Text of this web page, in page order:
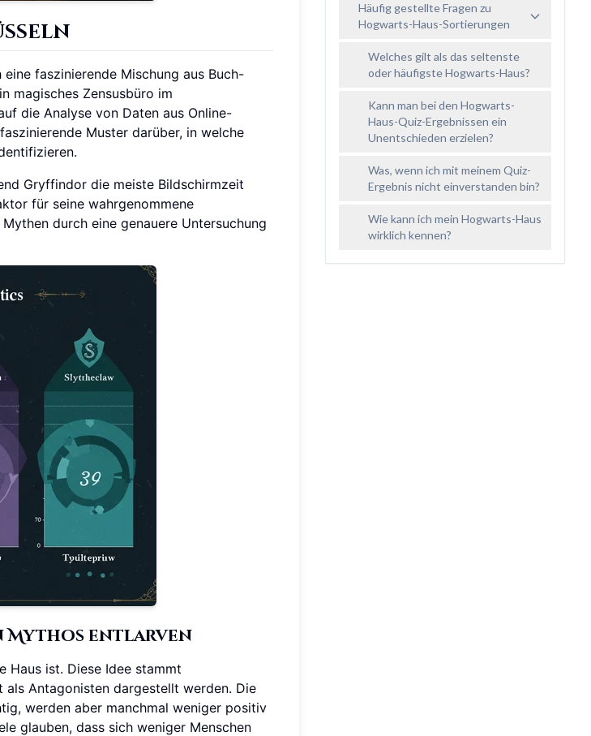
faszinierende Mischung aus Buch-
magisches Zensusbüro im
die Analyse von Daten aus Online-
Muster darüber, in welche
Gryffindor die meiste Bildschirmzeit
für seine wahrgenommene
durch eine genauere Untersuchung
Mythos entlarven
Haus ist. Diese Idee stammt
Antagonisten dargestellt werden. Die
werden aber manchmal weniger positiv
glauben, dass sich weniger Menschen
Häufig gestellte Fragen zu
Hogwarts-Haus-Sortierungen
Welches gilt als das seltenste
oder häufigste Hogwarts-Haus?
Kann man bei den Hogwarts-
Haus-Quiz-Ergebnissen ein
Unentschieden erzielen?
Was, wenn ich mit meinem Quiz-
Ergebnis nicht einverstanden bin?
Wie kann ich mein Hogwarts-Haus
wirklich kennen?